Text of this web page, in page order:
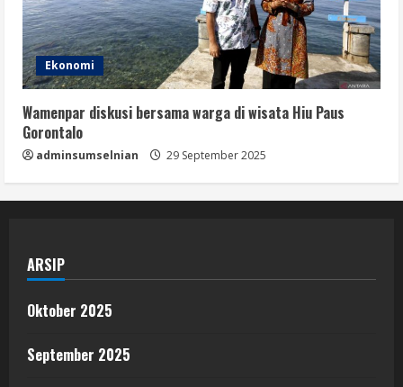
Ekonomi
Wamenpar diskusi bersama warga di wisata Hiu Paus
Gorontalo
adminsumselnian 29 September 2025
ARSIP
Oktober 2025
September 2025